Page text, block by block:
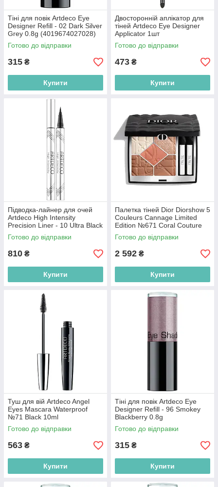
Тіні для повік Artdeco Eye
Designer Refill - 02 Dark Silver
Grey 0.8g (4019674027028)
Готово до відправки
315 ₴
Купити
Двосторонній аплікатор для
тіней Artdeco Eye Designer
Applicator 1шт
(4019674026908)
Готово до відправки
473 ₴
Купити
Підводка-лайнер для очей
Artdeco High Intensity
Precision Liner - 10 Ultra Black
0.55ml (4052136104028)
Готово до відправки
810 ₴
Купити
Палетка тіней Dior Diorshow 5
Couleurs Cannage Limited
Edition №671 Coral Couture
(3348901755559)
Готово до відправки
2 592 ₴
Купити
Туш для вій Artdeco Angel
Eyes Mascara Waterproof
№71 Black 10ml
(4052136098686)
Готово до відправки
563 ₴
Купити
Тіні для повік Artdeco Eye
Designer Refill - 96 Smokey
Blackberry 0.8g
(4019674027967)
Готово до відправки
315 ₴
Купити